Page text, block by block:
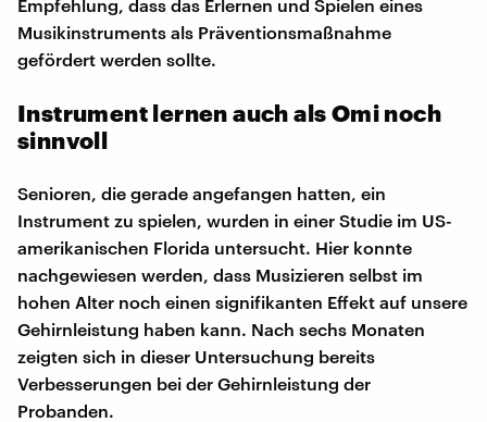
Empfehlung, dass das Erlernen und Spielen eines
Musikinstruments als Präventionsmaßnahme
gefördert werden sollte.
Instrument lernen auch als Omi noch
sinnvoll
Senioren, die gerade angefangen hatten, ein
Instrument zu spielen, wurden in einer Studie im US-
amerikanischen Florida untersucht. Hier konnte
nachgewiesen werden, dass Musizieren selbst im
hohen Alter noch einen signifikanten Effekt auf unsere
Gehirnleistung haben kann. Nach sechs Monaten
zeigten sich in dieser Untersuchung bereits
Verbesserungen bei der Gehirnleistung der
Probanden.